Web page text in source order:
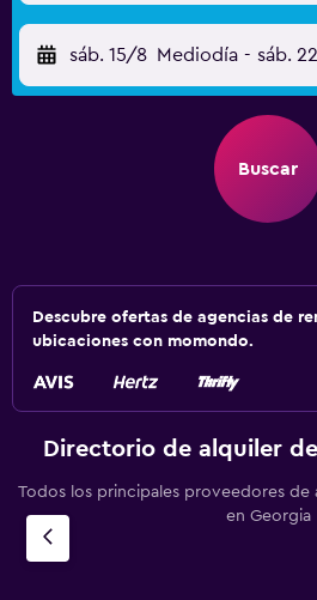
sáb. 15/8 Mediodía - sáb.
Buscar
Descubre ofertas de agencias de
ubicaciones con momondo.
Directorio de alquiler
Todos los principales proveedores de
en Georgia